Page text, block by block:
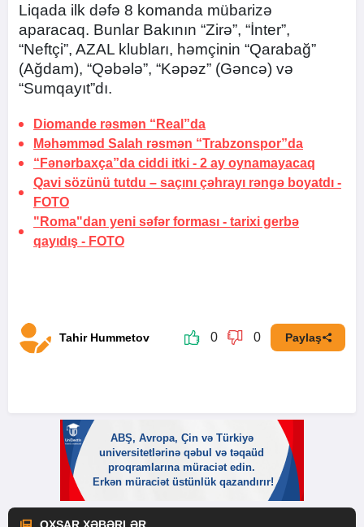
Liqada ilk dəfə 8 komanda mübarizə
aparacaq. Bunlar Bakının “Zirə”, “İnter”,
“Neftçi”, AZAL klubları, həmçinin “Qarabağ”
(Ağdam), “Qəbələ”, “Kəpəz” (Gəncə) və
“Sumqayıt”dı.
Diomande rəsmən “Real”da
Məhəmməd Salah rəsmən “Trabzonspor”da
“Fənərbaxça”da ciddi itki - 2 ay oynamayacaq
Qavi sözünü tutdu – saçını çəhrayı rəngə boyatdı -
FOTO
"Roma"dan yeni səfər forması - tarixi gerbə
qayıdış - FOTO
Tahir Hummetov 0 0 Paylaş
OXŞAR XƏBƏRLƏR